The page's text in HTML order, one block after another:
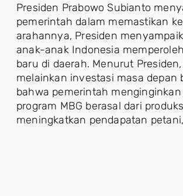
Presiden Prabowo Subianto
pemerintah dalam memastikan
arahannya, Presiden
anak-anak Indonesia
baru di daerah. Menurut
melainkan investasi masa depan
bahwa pemerintah
program MBG berasal dari
meningkatkan pendapatan